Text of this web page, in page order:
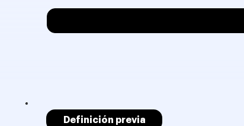
Definición previa